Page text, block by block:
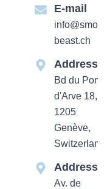
E-mail
info@smok-
beast.ch
Addresse
Bd du Pont-
d'Arve 18,
1205
Genève,
Switzerland
Addresse
Av. de